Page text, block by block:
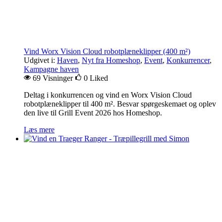
Vind Worx Vision Cloud robotplæneklipper (400 m²)
Udgivet i: Haven, Nyt fra Homeshop, Event, Konkurrencer,
Kampagne haven
69 Visninger
0 Liked
Deltag i konkurrencen og vind en Worx Vision Cloud
robotplæneklipper til 400 m². Besvar spørgeskemaet og oplev
den live til Grill Event 2026 hos Homeshop.
Læs mere